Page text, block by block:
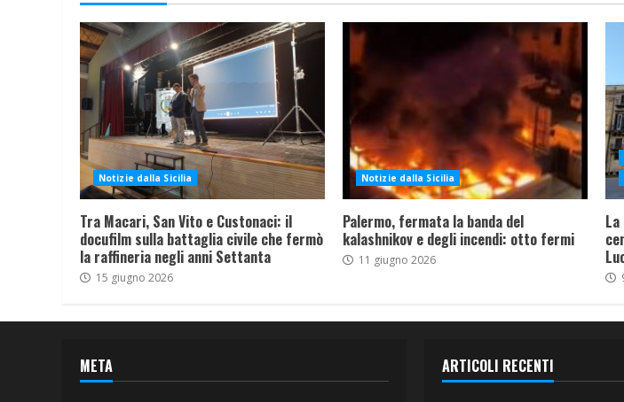
Notizie dalla Sicilia
Tra Macari, San Vito e Custonaci: il
docufilm sulla battaglia civile che fermò
la raffineria negli anni Settanta
15 giugno 2026
Notizie dalla Sicilia
Palermo, fermata la banda del
kalashnikov e degli incendi: otto fermi
11 giugno 2026
META ARTICOLI RECENTI